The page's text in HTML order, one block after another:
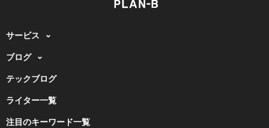
サービス
ブログ
テックブログ
ライター一覧
注目のキーワード一覧